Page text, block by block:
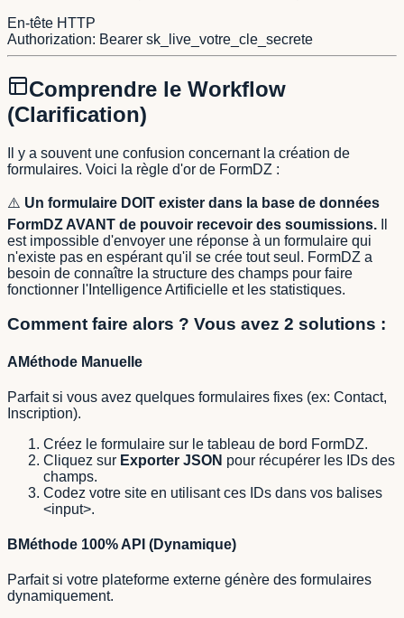
En-tête HTTP
Authorization: Bearer sk_live_votre_cle_secrete
Comprendre le Workflow
(Clarification)
Il y a souvent une confusion concernant la création de
formulaires. Voici la règle d'or de FormDZ :
⚠️ Un formulaire DOIT exister dans la base de données
FormDZ AVANT de pouvoir recevoir des soumissions.
est impossible d'envoyer une réponse à un formulaire qui
n'existe pas en espérant qu'il se crée tout seul. FormDZ a
besoin de connaître la structure des champs pour faire
fonctionner l'Intelligence Artificielle et les statistiques.
Comment faire alors ? Vous avez 2 solutions :
A Méthode Manuelle
Parfait si vous avez quelques formulaires fixes (ex: Contact,
Inscription).
Créez le formulaire sur le tableau de bord FormDZ.
Cliquez sur Exporter JSON pour récupérer les IDs des
champs.
Codez votre site en utilisant ces IDs dans vos balises
<input>.
B Méthode 100% API (Dynamique)
Parfait si votre plateforme externe génère des formulaires
dynamiquement.